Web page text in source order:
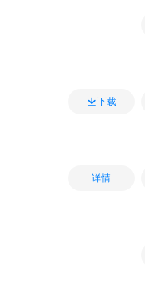
下载
详情